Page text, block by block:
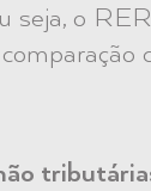
seja, o